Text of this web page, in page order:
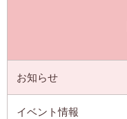
お知らせ
イベント情報